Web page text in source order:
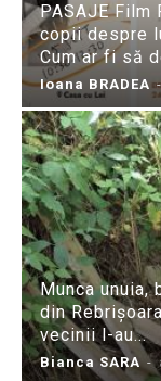
PASAJE
copii despre
Cum ar fi să
Ioana BRADEA -
Munca unuia,
din
vecinii l-au...
Bianca SARA -